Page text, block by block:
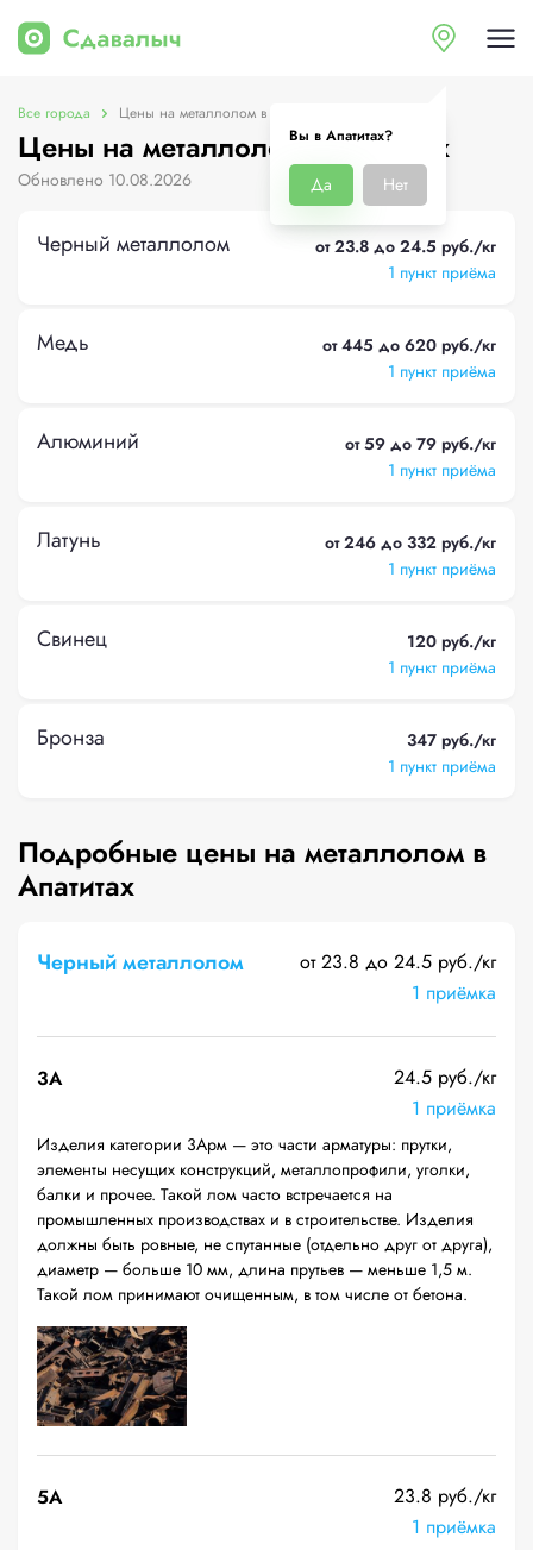
Вы в Апатитах?
Да Нет
Все города Цены на металлолом в Апатитах
Цены на металлолом в Апатитах
Обновлено 10.08.2026
Черный металлолом
от 23.8 до 24.5 руб./кг
1 пункт приёма
Медь
от 445 до 620 руб./кг
1 пункт приёма
Алюминий
от 59 до 79 руб./кг
1 пункт приёма
Латунь
от 246 до 332 руб./кг
1 пункт приёма
Свинец
120 руб./кг
1 пункт приёма
Бронза
347 руб./кг
1 пункт приёма
Подробные цены на металлолом в
Апатитах
Черный металлолом
от 23.8 до 24.5 руб./кг
1 приёмка
3А
24.5 руб./кг
1 приёмка
Изделия категории 3Арм — это части арматуры: прутки,
элементы несущих конструкций, металлопрофили, уголки,
балки и прочее. Такой лом часто встречается на
промышленных производствах и в строительстве. Изделия
должны быть ровные, не спутанные (отдельно друг от друга),
диаметр — больше 10 мм, длина прутьев — меньше 1,5 м.
Такой лом принимают очищенным, в том числе от бетона.
5А
23.8 руб./кг
1 приёмка